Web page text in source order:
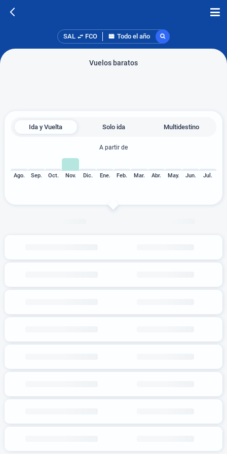
SAL FCO Todo el año
Vuelos baratos
Ida y Vuelta Solo ida Multidestino
A partir de
Ago. Sep. Oct. Nov. Dic. Ene. Feb. Mar. Abr. May. Jun. Jul.